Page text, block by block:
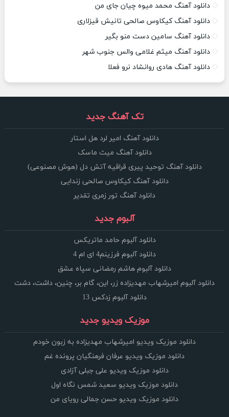
دانلود آهنگ محمد میوه چیان جای من
دانلود آهنگ کیکاوس صالحی تانیش قیزلاری
دانلود آهنگ سامین دست منو بگیر
دانلود آهنگ میثم غلامی والس جنوب شهر
دانلود آهنگ هادی روانشاد نرو فعلا
تک آهنگ جدید
دانلود آهنگ امیر لرد هل استار
دانلود آهنگ میث ماسک
دانلود آهنگ توحید پیری قراقیه آتش دل (هوش مصنوعی)
دانلود آهنگ کیکاوس صالحی زندایی
دانلود آهنگ تور زمری تقدیر
آلبوم جدید
دانلود آلبوم حامد ماتریکس
دانلود آلبوم فرزینم4 ای ام 4
دانلود آلبوم هاشم رمضانی سپاه عشق
دانلود آلبوم امیرشهاب مهدیزاده زر، این، گام بر، چنین، داشت، دشت
دانلود آلبوم زدکس 13
موزیک ویدیو جدید
دانلود موزیک ویدیو امیرشهاب مهدیزاده به زبون خودم
دانلود موزیک ویدیو عرفان فرهنگیان پرونده غم
دانلود موزیک ویدیو علی جبلی آزادی
دانلود موزیک ویدیو سعید شمس نگاه اول
دانلود موزیک ویدیو حسن جمالی رویای من